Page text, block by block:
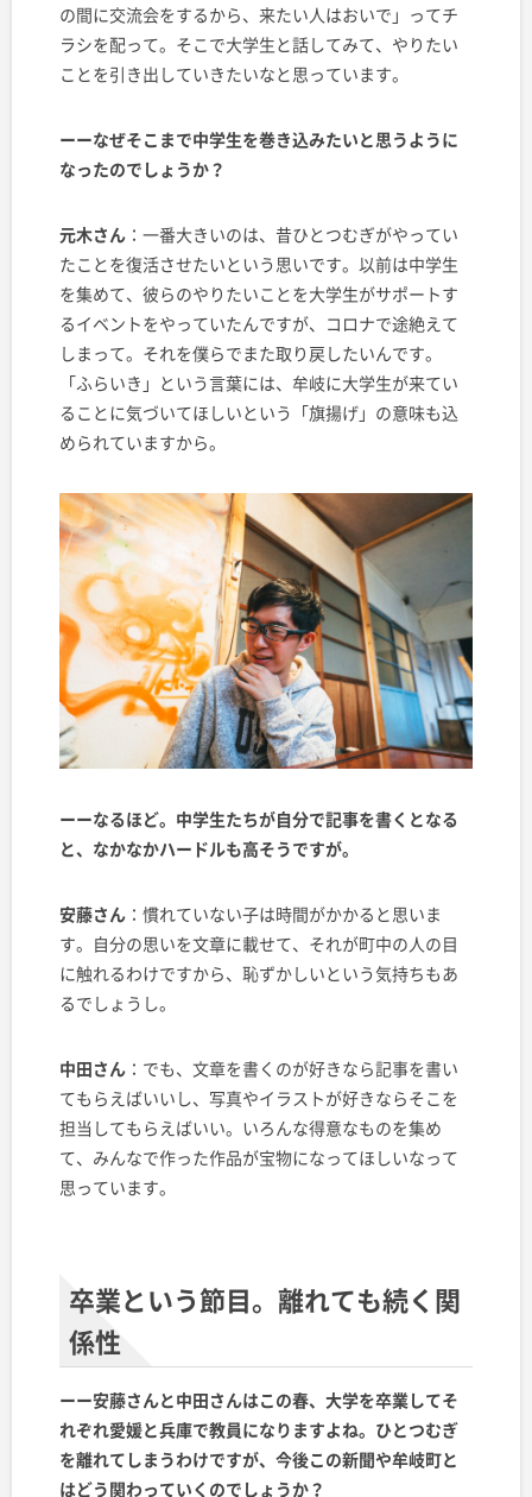
の間に交流会をするから、来たい人はおいで」ってチ
ラシを配って。そこで大学生と話してみて、やりたい
ことを引き出していきたいなと思っています。
ーーなぜそこまで中学生を巻き込みたいと思うように
なったのでしょうか？
元木さん ：一番大きいのは、昔ひとつむぎがやってい
たことを復活させたいという思いです。以前は中学生
を集めて、彼らのやりたいことを大学生がサポートす
るイベントをやっていたんですが、コロナで途絶えて
しまって。それを僕らでまた取り戻したいんです。
「ふらいき」という言葉には、牟岐に大学生が来てい
ることに気づいてほしいという「旗揚げ」の意味も込
められていますから。
ーーなるほど。中学生たちが自分で記事を書くとなる
と、なかなかハードルも高そうですが。
安藤さん ：慣れていない子は時間がかかると思いま
す。自分の思いを文章に載せて、それが町中の人の目
に触れるわけですから、恥ずかしいという気持ちもあ
るでしょうし。
中田さん ：でも、文章を書くのが好きなら記事を書い
てもらえばいいし、写真やイラストが好きならそこを
担当してもらえばいい。いろんな得意なものを集め
て、みんなで作った作品が宝物になってほしいなって
思っています。
卒業という節目。離れても続く関
係性
ーー安藤さんと中田さんはこの春、大学を卒業してそ
れぞれ愛媛と兵庫で教員になりますよね。ひとつむぎ
を離れてしまうわけですが、今後この新聞や牟岐町と
はどう関わっていくのでしょうか？